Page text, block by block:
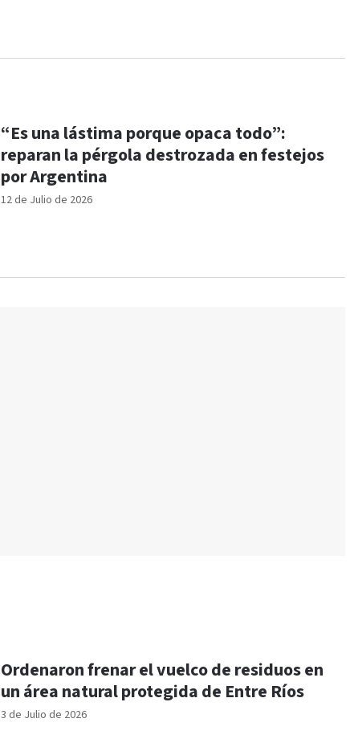
12 de Julio de 2026
“Es una lástima porque opaca todo”:
reparan la pérgola destrozada en festejos
por Argentina
3 de Julio de 2026
Ordenaron frenar el vuelco de residuos en
un área natural protegida de Entre Ríos